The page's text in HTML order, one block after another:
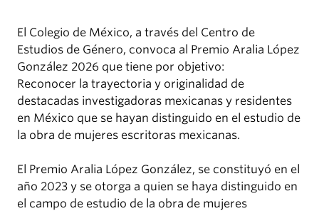
El Colegio de México, a través del Centro de
Estudios de Género, convoca al Premio Aralia López
González 2026 que tiene por objetivo:
Reconocer la trayectoria y originalidad de
destacadas investigadoras mexicanas y residentes
en México que se hayan distinguido en el estudio de
la obra de mujeres escritoras mexicanas.
El Premio Aralia López González, se constituyó en el
año 2023 y se otorga a quien se haya distinguido en
el campo de estudio de la obra de mujeres